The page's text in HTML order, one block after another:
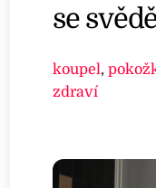
se
koupel,
zdraví